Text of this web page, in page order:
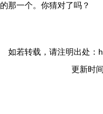
的那一个。你猜对了吗？
如若转载，请注明出处：
更新时